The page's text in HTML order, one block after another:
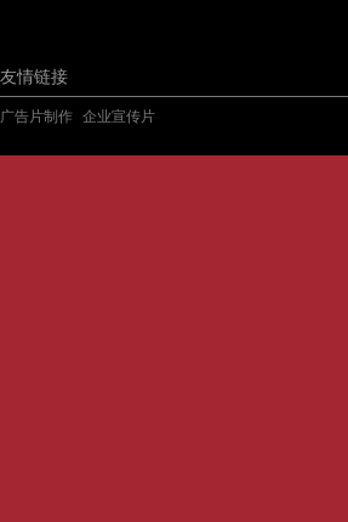
友情链接
广告片制作 企业宣传片